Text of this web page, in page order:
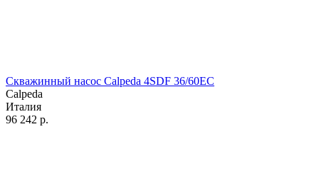
Скважинный насос Calpeda 4SDF 36/60EC
Calpeda
Италия
96 242 р.